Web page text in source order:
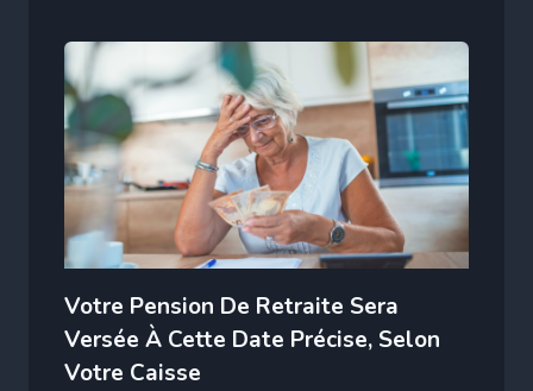
Votre Pension De Retraite Sera
Versée À Cette Date Précise, Selon
Votre Caisse